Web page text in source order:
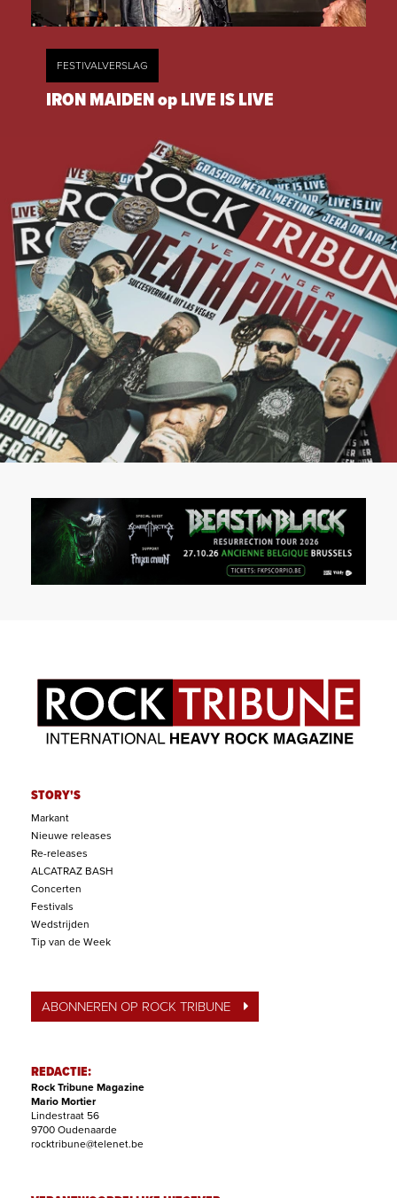
FESTIVALVERSLAG
IRON MAIDEN op LIVE IS LIVE
STORY'S
Markant
Nieuwe releases
Re-releases
ALCATRAZ BASH
Concerten
Festivals
Wedstrijden
Tip van de Week
ABONNEREN OP ROCK TRIBUNE
REDACTIE:
Rock Tribune Magazine
Mario Mortier
Lindestraat 56
9700 Oudenaarde
rocktribune@telenet.be